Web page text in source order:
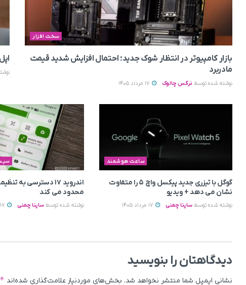
سخت افزار
بازار کامپیوتر در انتظار شوک جدید؛ احتمال افزایش شدید قیمت
مادربرد
نوشته شده توسط نرگس چالوک
ساعت هوشمند
گوگل با تیزری جدید پیکسل واچ ۵ را متفاوت
نشان می‌ دهد + ویدیو
نوشته شده توسط ساینا چمنی
اندروید ۱۷ دسترسی به
محدود می‌ کند
نوشته شده توسط ساینا چمنی 17 مرداد 1405
دیدگاهتان را بنویسید
نشانی ایمیل شما منتشر نخواهد شد. بخش‌های موردنیاز علامت‌گذاری شده‌اند *